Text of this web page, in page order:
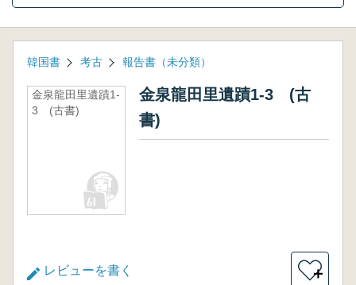
韓国書 考古 報告書（未分類）
金泉龍田里遺蹟1-
3 (古書)
金泉龍田里遺蹟1-3 (古
書)
レビューを書く ＋